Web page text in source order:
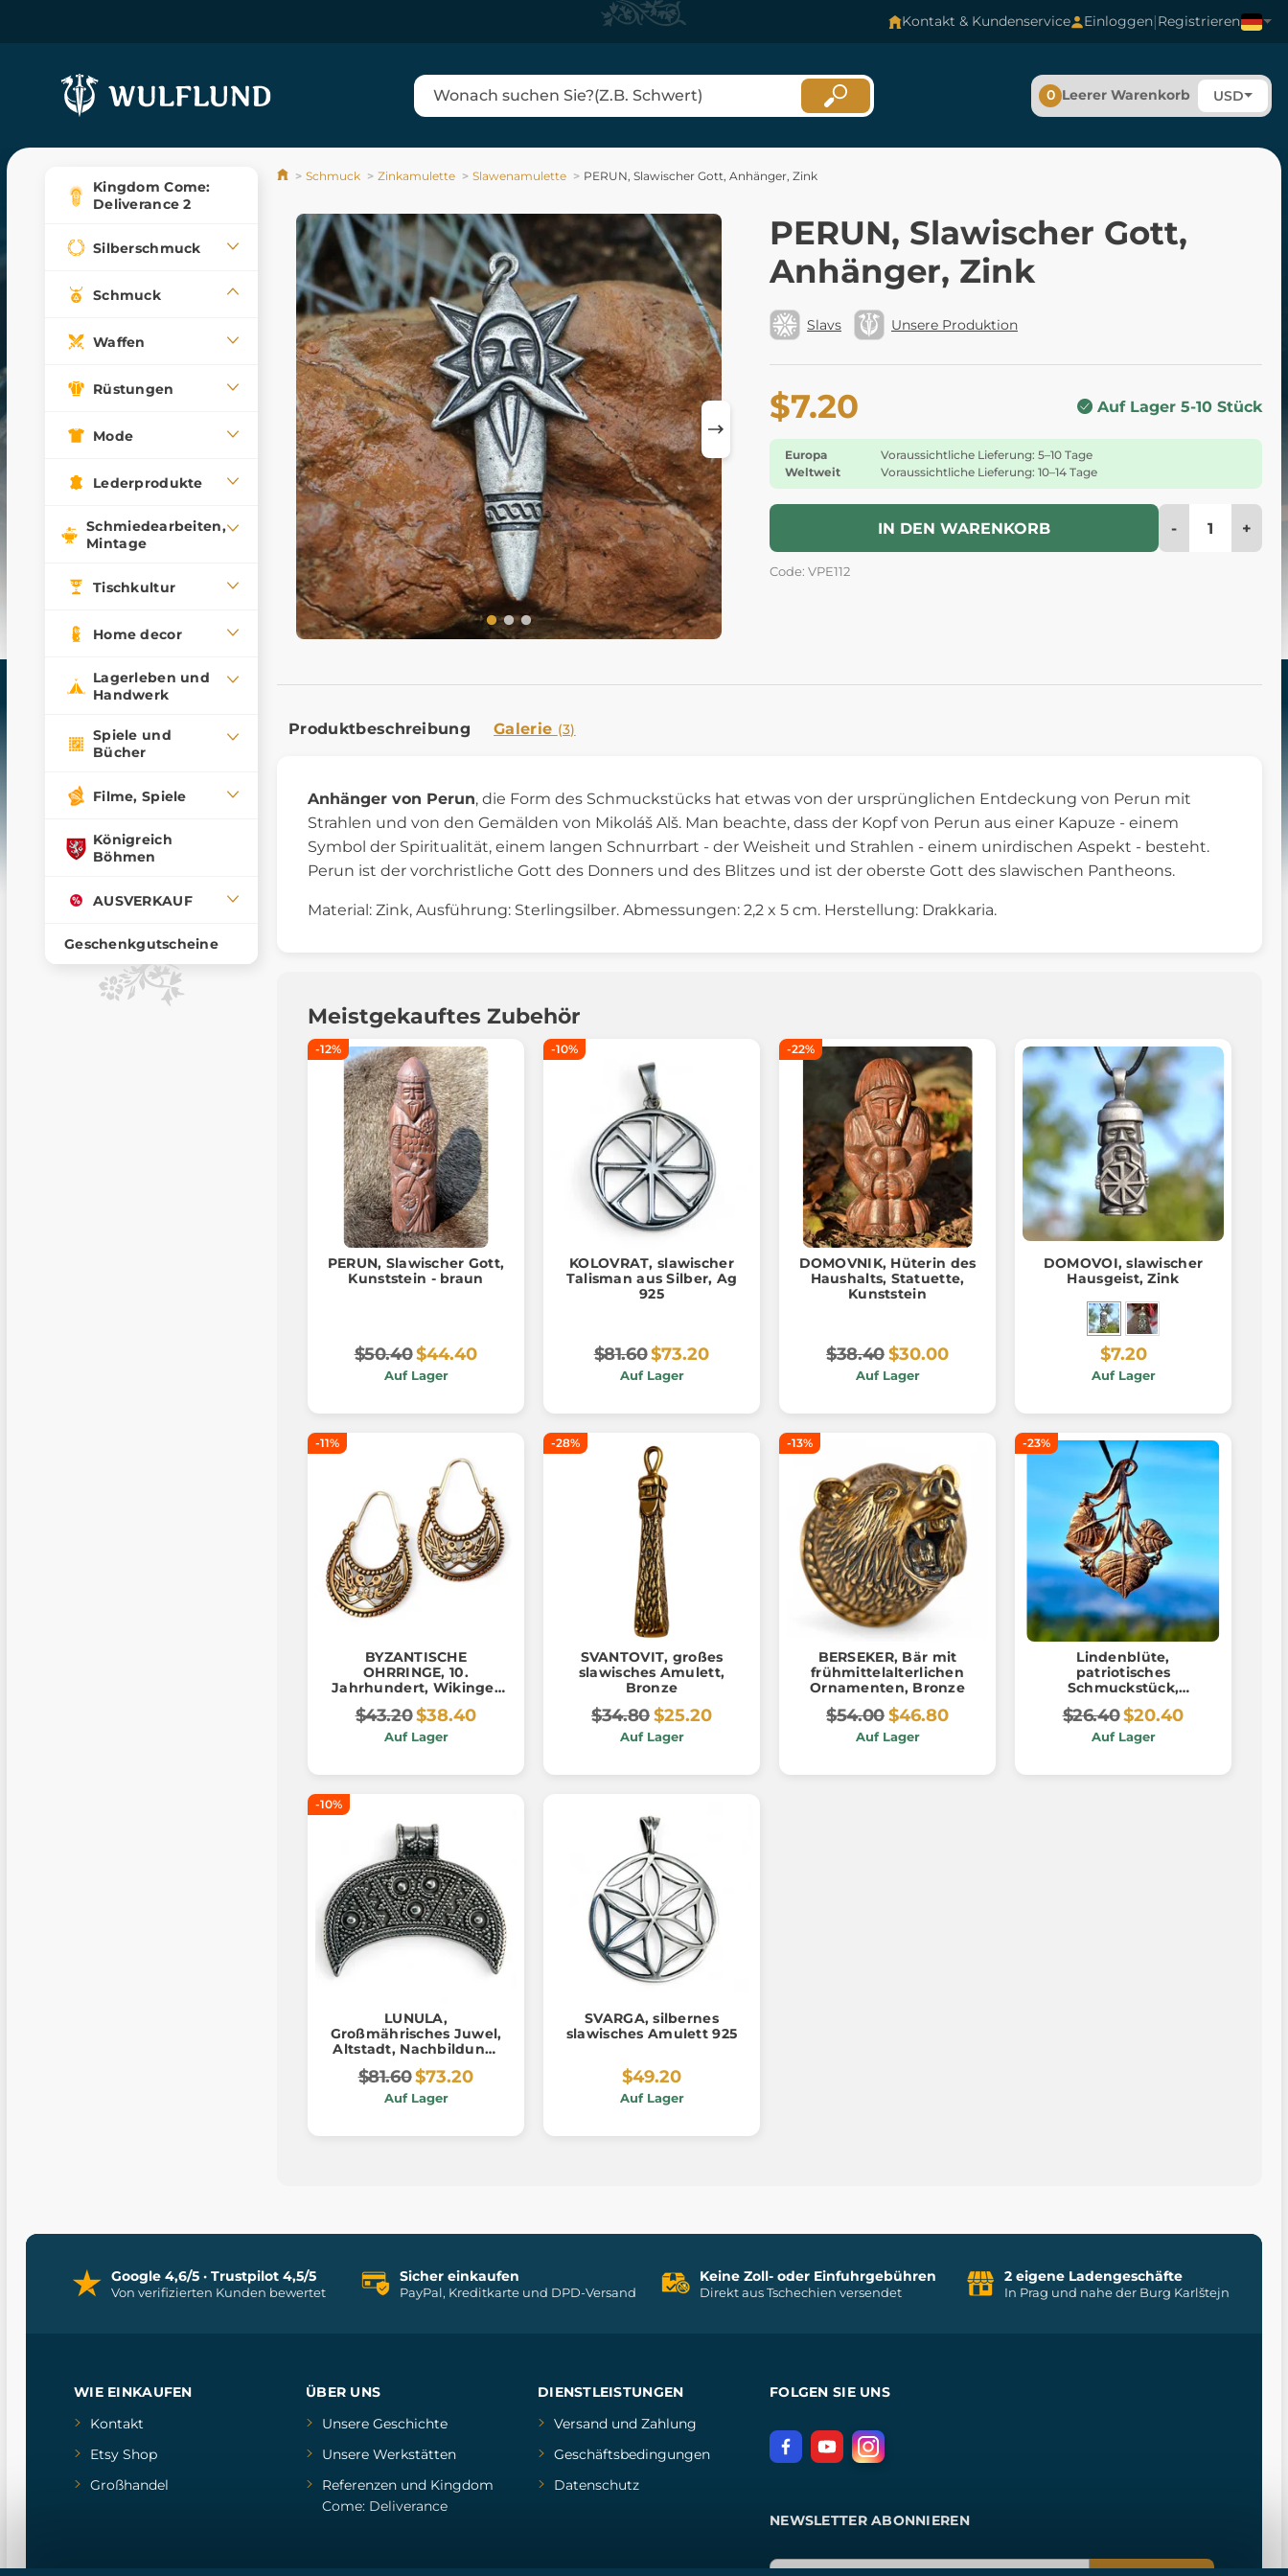
Kontakt & Kundenservice Einloggen|Registrieren
0 Leerer Warenkorb USD
Kingdom Come:
Deliverance 2
Silberschmuck
Schmuck
Waffen
Rüstungen
Mode
Lederprodukte
Schmiedearbeiten,
Mintage
Tischkultur
Home decor
Lagerleben und
Handwerk
Spiele und
Bücher
Filme, Spiele
Königreich
Böhmen
AUSVERKAUF
Geschenkgutscheine
Schmuck Zinkamulette Slawenamulette PERUN, Slawischer Gott, Anhänger, Zink
PERUN, Slawischer Gott,
Anhänger, Zink
Slavs Unsere Produktion
$7.20 Auf Lager 5-10 Stück
Europa
Voraussichtliche Lieferung: 5–10 Tage
Weltweit
Voraussichtliche Lieferung: 10–14 Tage
IN DEN WARENKORB - +
Code: VPE112
Produktbeschreibung Galerie (3)
Anhänger von Perun, die Form des Schmuckstücks hat etwas von der ursprünglichen Entdeckung von Perun mit
Strahlen und von den Gemälden von Mikoláš Alš. Man beachte, dass der Kopf von Perun aus einer Kapuze - einem
Symbol der Spiritualität, einem langen Schnurrbart - der Weisheit und Strahlen - einem unirdischen Aspekt - besteht.
Perun ist der vorchristliche Gott des Donners und des Blitzes und ist der oberste Gott des slawischen Pantheons.
Material: Zink, Ausführung: Sterlingsilber. Abmessungen: 2,2 x 5 cm. Herstellung: Drakkaria.
Meistgekauftes Zubehör
-12%
PERUN, Slawischer Gott,
Kunststein - braun
$50.40$44.40
Auf Lager
-10%
KOLOVRAT, slawischer
Talisman aus Silber, Ag
925
$81.60$73.20
Auf Lager
-22%
DOMOVNIK, Hüterin des
Haushalts, Statuette,
Kunststein
$38.40$30.00
Auf Lager
DOMOVOI, slawischer
Hausgeist, Zink
$7.20
Auf Lager
-11%
BYZANTISCHE
OHRRINGE, 10.
Jahrhundert, Wikinger
$43.20$38.40
Auf Lager
-28%
SVANTOVIT, großes
slawisches Amulett,
Bronze
$34.80$25.20
Auf Lager
-13%
BERSEKER, Bär mit
frühmittelalterlichen
Ornamenten, Bronze
$54.00$46.80
Auf Lager
-23%
Lindenblüte,
patriotisches
Schmuckstück,
$26.40$20.40
Auf Lager
-10%
LUNULA,
Großmährisches Juwel,
Altstadt, Nachbildung,
$81.60$73.20
Auf Lager
SVARGA, silbernes
slawisches Amulett 925
$49.20
Auf Lager
Google 4,6/5 · Trustpilot 4,5/5
Von verifizierten Kunden bewertet
Sicher einkaufen
PayPal, Kreditkarte und DPD-Versand
Keine Zoll- oder Einfuhrgebühren
Direkt aus Tschechien versendet
2 eigene Ladengeschäfte
In Prag und nahe der Burg Karlštejn
WIE EINKAUFEN
Kontakt
Etsy Shop
Großhandel
ÜBER UNS
Unsere Geschichte
Unsere Werkstätten
Referenzenund Kingdom
Come: Deliverance
DIENSTLEISTUNGEN
Versand und Zahlung
Geschäftsbedingungen
Datenschutz
FOLGEN SIE UNS
NEWSLETTER ABONNIEREN